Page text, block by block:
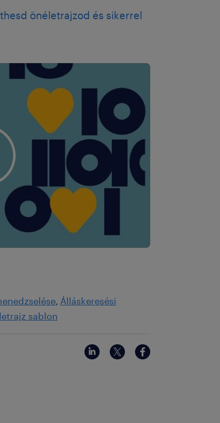
önéletrajzod és sikerrel
Álláskeresési
sablon